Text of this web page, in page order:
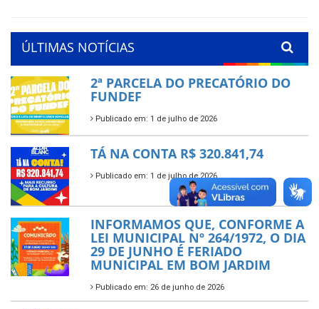
ÚLTIMAS NOTÍCIAS
2ª PARCELA DO PRECATÓRIO DO
FUNDEF
Publicado em: 1 de julho de 2026
TÁ NA CONTA R$ 320.841,74
Publicado em: 1 de julho de 2026
INFORMAMOS QUE, CONFORME A
LEI MUNICIPAL Nº 264/1972, O DIA
29 DE JUNHO É FERIADO
MUNICIPAL EM BOM JARDIM
Publicado em: 26 de junho de 2026